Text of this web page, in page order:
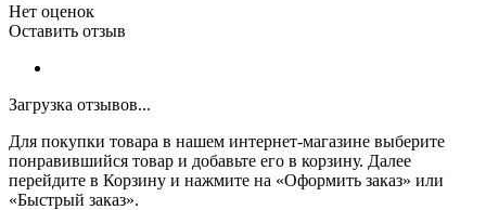
Нет оценок
Оставить отзыв
Загрузка отзывов...
Для покупки товара в нашем интернет-магазине выберите
понравившийся товар и добавьте его в корзину. Далее
перейдите в Корзину и нажмите на «Оформить заказ» или
«Быстрый заказ».